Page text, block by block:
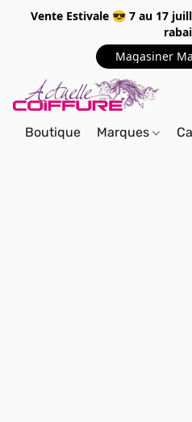
Vente Estivale 😎 7 au 17
Magasiner
Boutique Marques